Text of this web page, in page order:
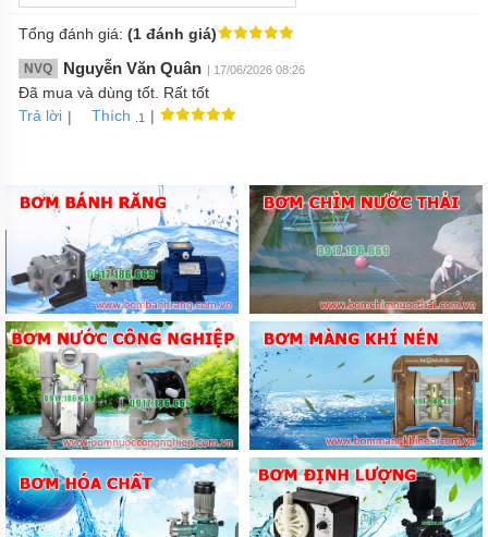
Tổng đánh giá: (1 đánh giá)
NVQ Nguyễn Văn Quân | 17/06/2026 08:26
Đã mua và dùng tốt. Rất tốt
Trả lời | Thích .1 |